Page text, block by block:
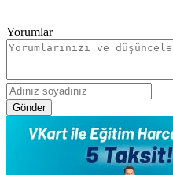
Yorumlar
Gönder